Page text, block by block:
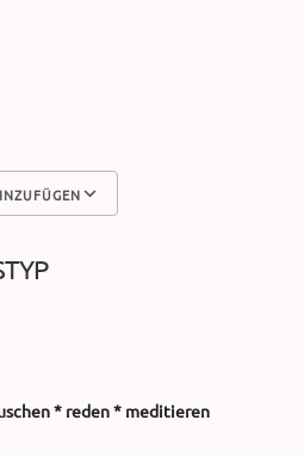
* reden * meditieren